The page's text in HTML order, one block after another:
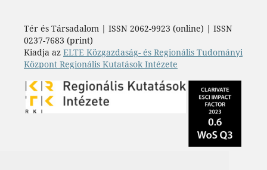
Tér és Társadalom | ISSN 2062-9923 (online) | ISSN
0237-7683 (print)
Kiadja az ELTE Közgazdaság- és Regionális Tudományi
Központ Regionális Kutatások Intézete